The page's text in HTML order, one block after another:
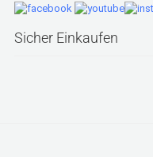
Sicher Einkaufen